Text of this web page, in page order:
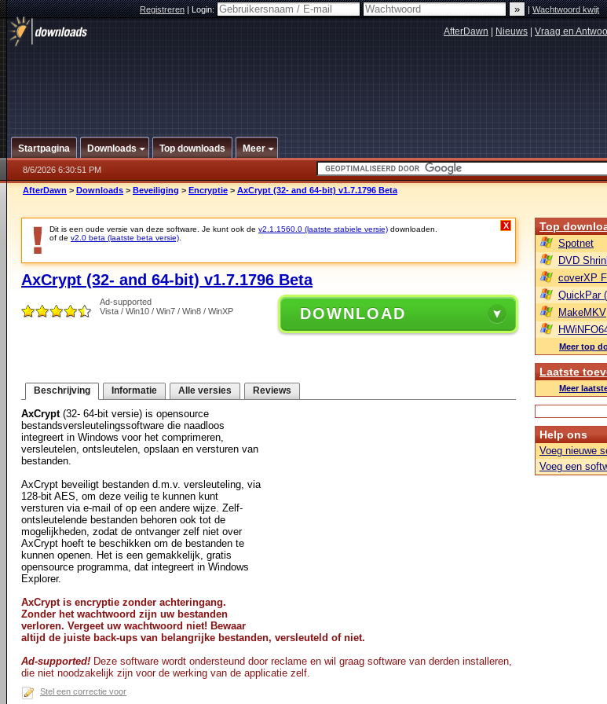
Registreren|Login: |Wachtwoord kwijt
AfterDawn Nieuws Vraag en
Startpagina Downloads Top downloads Meer
8/6/2026 6:30:51 PM
AfterDawn > Downloads > Beveiliging > Encryptie > AxCrypt (32- and 64-bit) v1.7.1796 Beta
Dit is een oude versie van deze software. Je kunt ook de v2.1.1560.0 (laatste stabiele versie) downloaden.
of de v2.0 beta (laatste beta versie)
X
AxCrypt (32- and 64-bit) v1.7.1796 Beta
Ad-supported
Vista / Win10 / Win7 / Win8 / WinXP
DOWNLOAD
Beschrijving Informatie Alle versies Reviews
AxCrypt(32- 64-bit versie) is opensource
bestandsversleutelingssoftware die naadloos
integreert in Windows voor het comprimeren,
versleutelen, ontsleutelen, opslaan en versturen van
bestanden.
AxCrypt beveiligt bestanden d.m.v. versleuteling, via
128-bit AES, om deze veilig te kunnen kunt
versturen via e-mail of op een andere wijze. Zelf-
ontsleutelende bestanden behoren ook tot de
mogelijkheden, zodat de ontvanger zelf niet over
AxCrypt hoeft te beschikken om de bestanden te
kunnen openen. Het is een gemakkelijk, gratis
opensource programma, dat integreert in Windows
Explorer.
AxCrypt is encryptie zonder achteringang.
Zonder het wachtwoord zijn uw bestanden
verloren. Vergeet uw wachtwoord niet! Bewaar
altijd de juiste back-ups van belangrijke bestanden, versleuteld of niet.
Ad-supported! Deze software wordt ondersteund door reclame en wil graag software van derden installeren,
die niet noodzakelijk zijn voor de werking van de applicatie zelf.
Stel een correctie voor
Top
Spotnet
DVD
coverXP
QuickPar
MakeMKV
Meer top
Laatste
Meer
Help ons
Voeg nieuwe
Voeg een